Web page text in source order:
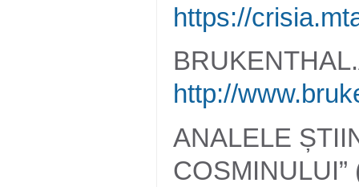
https://
http://
ANALELE